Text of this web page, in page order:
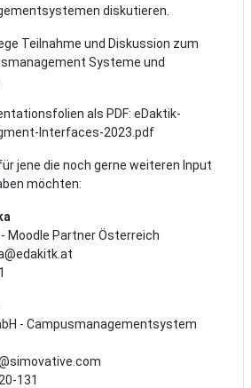
diskutieren.
Teilnahme und Diskussion zum
Systeme und
als PDF: eDaktik-
Interfaces-2023.pdf
jene die noch gerne weiteren Input
möchten:
Moodle Partner Österreich
- Campusmanagementsystem
131